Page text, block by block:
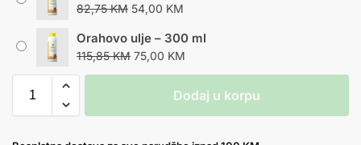
82,75KM 54,00 KM
Orahovo ulje – 300 ml
115,85KM 75,00 KM
Dodaj u korpu